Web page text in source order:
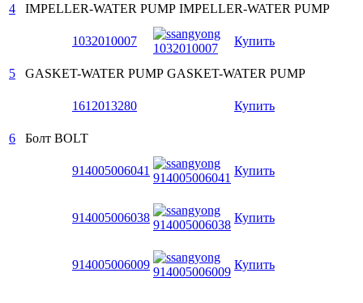
4 IMPELLER-WATER PUMP IMPELLER-WATER PUMP
1032010007 Купить
5 GASKET-WATER PUMP GASKET-WATER PUMP
1612013280 Купить
6 Болт BOLT
914005006041 Купить
914005006038 Купить
914005006009 Купить